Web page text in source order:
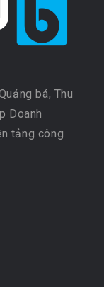
bá, Thu
Doanh
tảng công